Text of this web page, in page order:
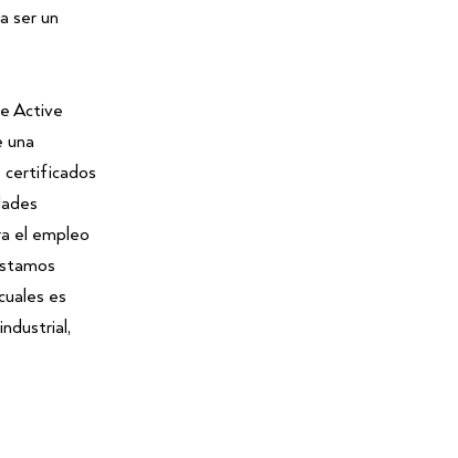
ser un
Active
certificados
el empleo
es